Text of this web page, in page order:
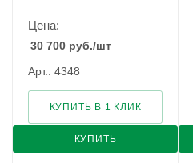
Цена:
30 700 руб./шт
Арт.: 4348
КУПИТЬ
КУПИТЬ В 1 КЛИК